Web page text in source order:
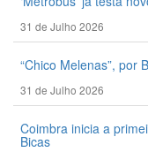
31 de Julho 2026
“Chico Melenas”, por
31 de Julho 2026
Coimbra inicia a
Bicas